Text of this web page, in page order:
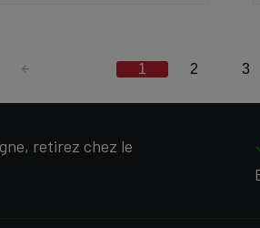
1 2 3
retirez chez le